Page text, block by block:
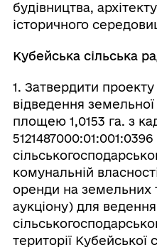
будівництва,
історичного
Кубейська сільська
1. Затвердити
відведення
площею 1,0153 га. з
5121487000:01:001:0396
комунальній
оренди на земельних
аукціону) для
території Кубейської